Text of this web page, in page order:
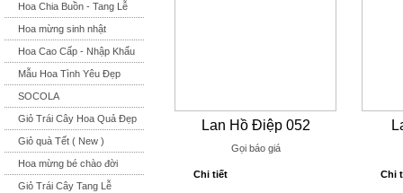
Hoa Chia Buồn - Tang Lễ
Hoa mừng sinh nhật
Hoa Cao Cấp - Nhập Khẩu
Mẫu Hoa Tình Yêu Đẹp
SOCOLA
Giỏ Trái Cây Hoa Quả Đẹp
Giỏ quà Tết ( New )
Hoa mừng bé chào đời
Giỏ Trái Cây Tang Lễ
Lan Hồ Điệp 052
Gọi báo giá
Chi tiết Chi